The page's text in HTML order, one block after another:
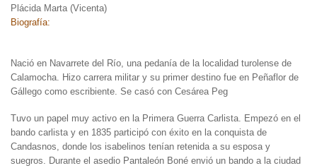
Plácida Marta (Vicenta)
Biografía:
Nació en Navarrete del Río, una pedanía de la localidad turolense de
Calamocha. Hizo carrera militar y su primer destino fue en Peñaflor de
Gállego como escribiente. Se casó con Cesárea Peg
Tuvo un papel muy activo en la Primera Guerra Carlista. Empezó en el
bando carlista y en 1835 participó con éxito en la conquista de
Candasnos, donde los isabelinos tenían retenida a su esposa y
suegros. Durante el asedio Pantaleón Boné envió un bando a la ciudad